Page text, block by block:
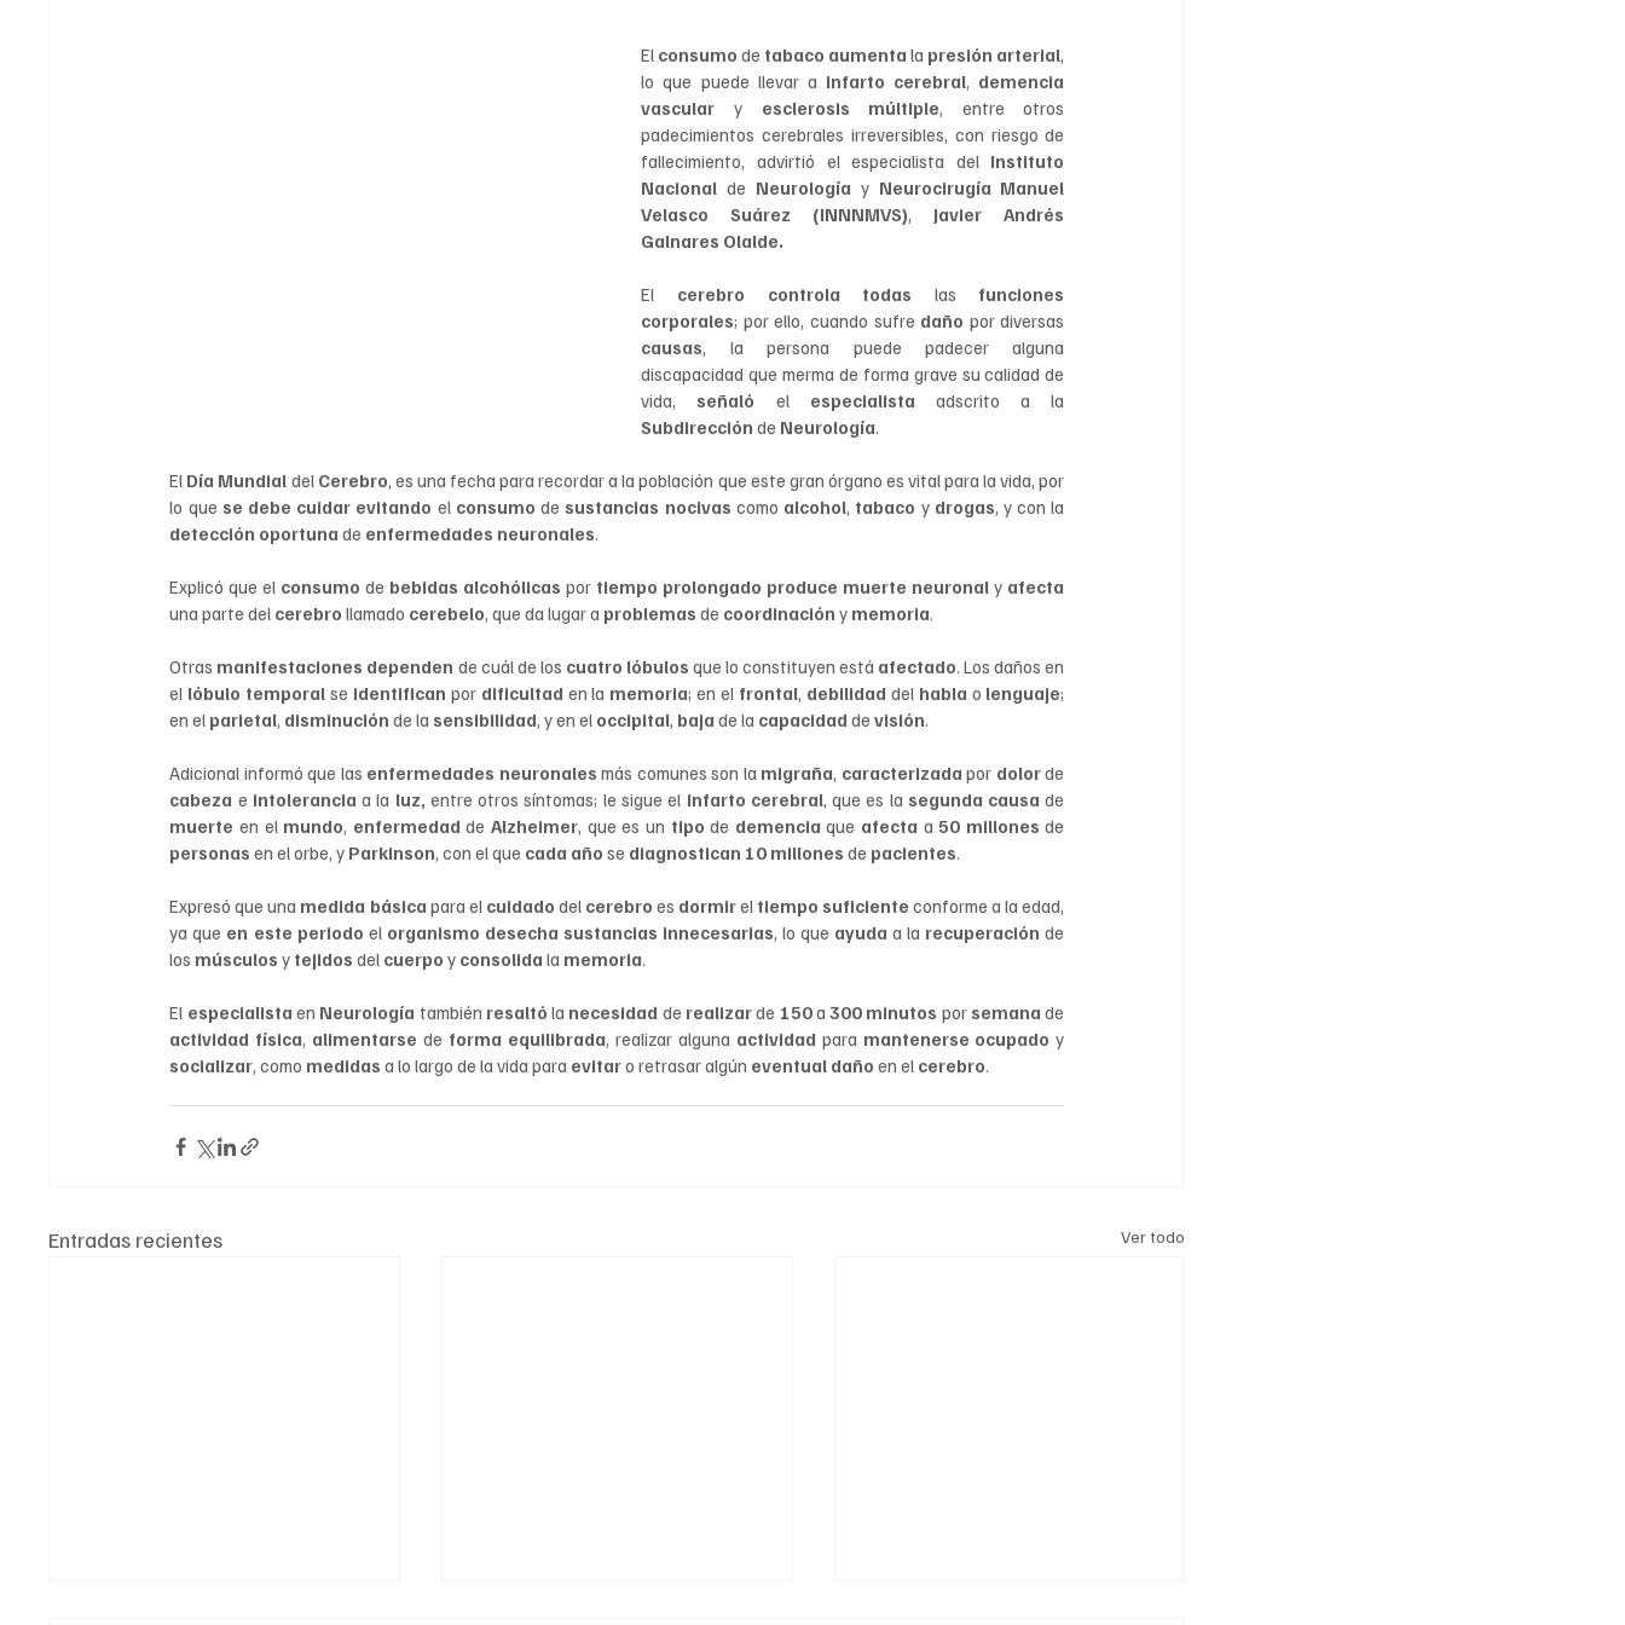
El consumo de tabaco aumenta la presión arterial,
lo que puede llevar a infarto cerebral, demencia
vascular y esclerosis múltiple, entre otros
padecimientos cerebrales irreversibles, con riesgo de
fallecimiento, advirtió el especialista del Instituto
Nacional de Neurología y Neurocirugía Manuel
Velasco Suárez (INNNMVS), Javier Andrés
Galnares Olalde.
El cerebro controla todas las funciones
corporales; por ello, cuando sufre daño
causas, la persona puede padecer alguna
discapacidad que merma de forma grave su calidad de
vida, señaló el especialista
Subdirección de Neurología.
El Día Mundial del Cerebro, es una fecha para recordar a la población que este gran órgano es vital para la vida, por
lo que se debe cuidar evitando el consumo de sustancias nocivas como alcohol, tabaco y drogas
detección oportuna de enfermedades neuronales.
Explicó que el consumo de bebidas alcohólicas por tiempo prolongado produce muerte neuronal y
una parte del cerebro llamado cerebelo, que da lugar a problemas de coordinación y memoria.
Otras manifestaciones dependen de cuál de los cuatro lóbulos que lo constituyen está afectado. Los daños en
el lóbulo temporal se identifican por dificultad en la memoria; en el frontal, debilidad del habla o lenguaje;
en el parietal, disminución de la sensibilidad, y en el occipital, baja de la capacidad de visión.
Adicional informó que las enfermedades neuronales más comunes son la migraña, caracterizada por dolor
cabeza e intolerancia a la luz, entre otros síntomas; le sigue el infarto cerebral, que es la segunda causa
muerte en el mundo, enfermedad de Alzheimer, que es un tipo de demencia que afecta a 50 millones
personas en el orbe, y Parkinson, con el que cada año se diagnostican 10 millones de pacientes.
Expresó que una medida básica para el cuidado del cerebro es dormir el tiempo suficiente conforme a la edad,
ya que en este periodo el organismo desecha sustancias innecesarias, lo que ayuda a la recuperación de
los músculos y tejidos del cuerpo y consolida la memoria.
El especialista en Neurología también resaltó la necesidad de realizar de 150 a 300 minutos por semana
actividad física, alimentarse de forma equilibrada, realizar alguna actividad para mantenerse ocupado
socializar, como medidas a lo largo de la vida para evitar o retrasar algún eventual daño en el cerebro.
Entradas recientes Ver todo